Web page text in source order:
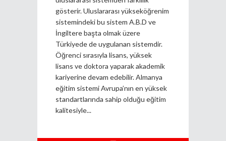
gösterir. Uluslararası yükseköğrenim
sistemindeki bu sistem A.B.D ve
İngiltere başta olmak üzere
Türkiyede de uygulanan sistemdir.
Öğrenci sırasıyla lisans, yüksek
lisans ve doktora yaparak akademik
kariyerine devam edebilir. Almanya
eğitim sistemi Avrupa’nın en yüksek
standartlarında sahip olduğu eğitim
kalitesiyle